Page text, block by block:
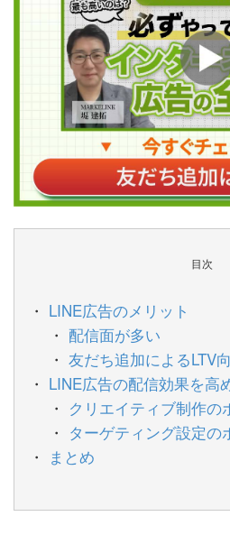
目次
LINE広告のメリット
配信面が多い
友だち追加によるLTV
LINE広告の配信効果を高
クリエイティブ制作の
ターゲティング設定の
まとめ